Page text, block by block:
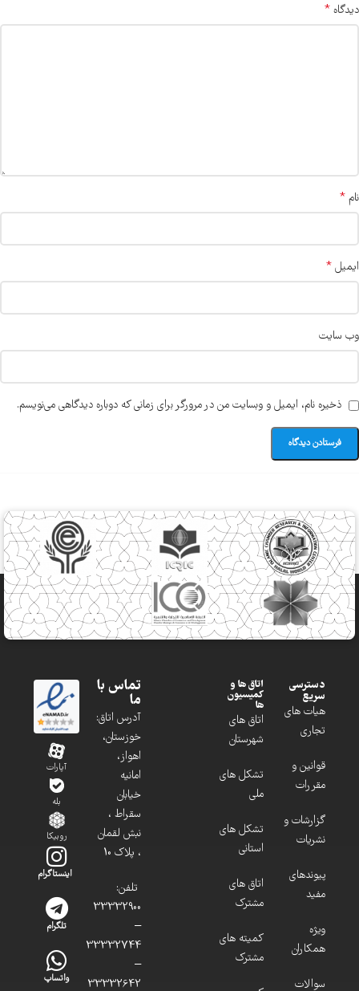
دیدگاه *
نام *
ایمیل *
وب‌ سایت
ذخیره نام، ایمیل و وبسایت من در مرورگر برای زمانی که دوباره دیدگاهی می‌نویسم.
دسترسی
سریع
هیات های
تجاری
قوانین و
مقررات
گزارشات و
نشریات
پیوندهای
مفید
ویژه
همکاران
سوالات
اتاق ها و
کمیسیون
ها
اتاق های
شهرستان
تشکل های
ملی
تشکل های
استانی
اتاق های
مشترک
کمیته های
مشترک
تماس با
ما
آدرس اتاق:
خوزستان،
اهواز،
امانیه
خیابان
سقراط ،
نبش لقمان
، پلاک 10
تلفن:
33332900
–
33332744
–
33332642
آپارات
بله
روبیکا
اینستاگرام
تلگرام
واتساپ